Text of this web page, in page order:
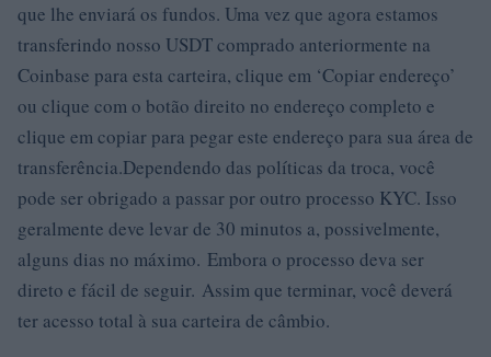
que lhe enviará os fundos. Uma vez que agora estamos
transferindo nosso USDT comprado anteriormente na
Coinbase para esta carteira, clique em ‘Copiar endereço’
ou clique com o botão direito no endereço completo e
clique em copiar para pegar este endereço para sua área de
transferência.Dependendo das políticas da troca, você
pode ser obrigado a passar por outro processo KYC. Isso
geralmente deve levar de 30 minutos a, possivelmente,
alguns dias no máximo. Embora o processo deva ser
direto e fácil de seguir. Assim que terminar, você deverá
ter acesso total à sua carteira de câmbio.